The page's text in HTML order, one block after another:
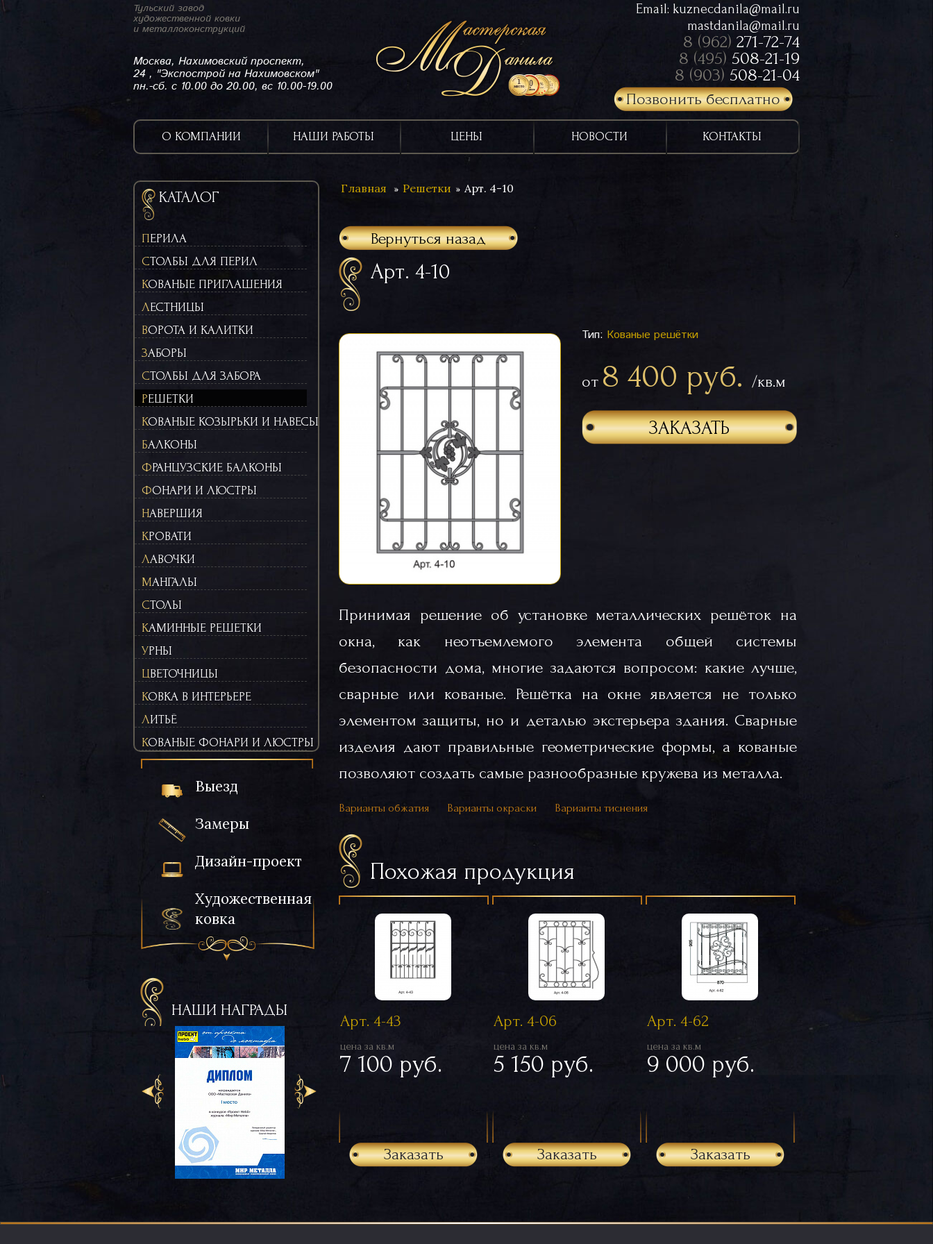
Тульский завод
художественной ковки
и металлоконструкций
Москва, Нахимовский проспект,
24 , "Экспострой на Нахимовском"
пн.-сб. с 10.00 до 20.00, вс 10.00-19.00
Email: kuznecdanila@mail.ru
mastdanila@mail.ru
8 (962) 271-72-74
8 (495) 508-21-19
8 (903) 508-21-04
Позвонить бесплатно
О КОМПАНИИ НАШИ РАБОТЫ ЦЕНЫ НОВОСТИ КОНТАКТЫ
КАТАЛОГ
ПЕРИЛА
СТОЛБЫ ДЛЯ ПЕРИЛ
КОВАНЫЕ ПРИГЛАШЕНИЯ
ЛЕСТНИЦЫ
ВОРОТА И КАЛИТКИ
ЗАБОРЫ
СТОЛБЫ ДЛЯ ЗАБОРА
РЕШЕТКИ
КОВАНЫЕ КОЗЫРЬКИ И НАВЕСЫ
БАЛКОНЫ
ФРАНЦУЗСКИЕ БАЛКОНЫ
ФОНАРИ И ЛЮСТРЫ
НАВЕРШИЯ
КРОВАТИ
ЛАВОЧКИ
МАНГАЛЫ
СТОЛЫ
КАМИННЫЕ РЕШЕТКИ
УРНЫ
ЦВЕТОЧНИЦЫ
КОВКА В ИНТЕРЬЕРЕ
ЛИТЬЁ
КОВАНЫЕ ФОНАРИ И ЛЮСТРЫ
Выезд
Замеры
Дизайн-проект
Художественная
ковка
НАШИ НАГРАДЫ
Главная Решетки Арт. 4-10
Вернуться назад
Арт. 4-10
Тип: Кованые решётки
от 8 400 руб. /кв.м
ЗАКАЗАТЬ
Принимая решение об установке металлических решёток на
окна, как неотъемлемого элемента общей системы
безопасности дома, многие задаются вопросом: какие лучше,
сварные или кованые. Решётка на окне является не только
элементом защиты, но и деталью экстерьера здания. Сварные
изделия дают правильные геометрические формы, а кованые
позволяют создать самые разнообразные кружева из металла.
Варианты обжатия Варианты окраски Варианты тиснения
Похожая продукция
Арт. 4-43
цена за кв.м
7 100 руб.
Заказать
Арт. 4-06
цена за кв.м
5 150 руб.
Заказать
Арт. 4-62
цена за кв.м
9 000 руб.
Заказать